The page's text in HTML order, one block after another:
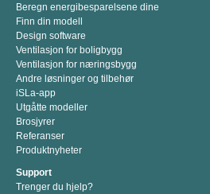
Beregn energibesparelsene dine
Finn din modell
Design software
Ventilasjon for boligbygg
Ventilasjon for næringsbygg
Andre løsninger og tilbehør
iSLa-app
Utgåtte modeller
Brosjyrer
Referanser
Produktnyheter
Support
Trenger du hjelp?